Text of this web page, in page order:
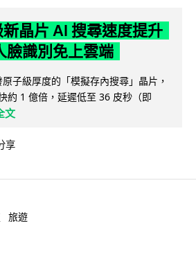
晶片 AI 搜尋速度提升
臉識別免上雲端
子級厚度的「模擬存內搜尋」晶片，
約 1 億倍，延遲低至 36 皮秒（即
文
享
旅遊